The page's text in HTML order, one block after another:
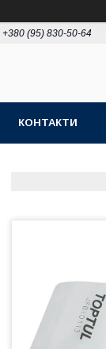
+380 (95) 830-50-64
КОНТАКТИ